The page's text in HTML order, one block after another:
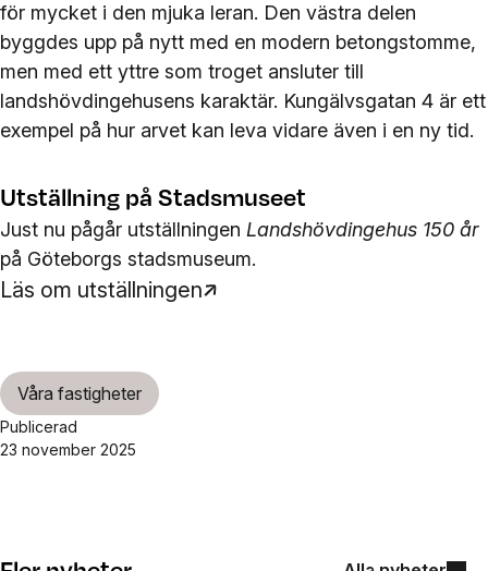
för mycket i den mjuka leran. Den västra delen
byggdes upp på nytt med en modern betongstomme,
men med ett yttre som troget ansluter till
landshövdingehusens karaktär. Kungälvsgatan 4 är ett
exempel på hur arvet kan leva vidare även i en ny tid.
Utställning på Stadsmuseet
Just nu pågår utställningen Landshövdingehus 150 år
på Göteborgs stadsmuseum.
Läs om utställningen
Våra fastigheter
Publicerad
23 november 2025